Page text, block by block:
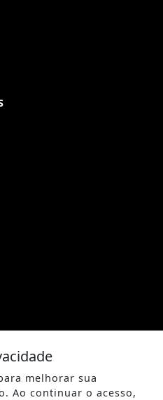
melhorar sua
Ao continuar o acesso,